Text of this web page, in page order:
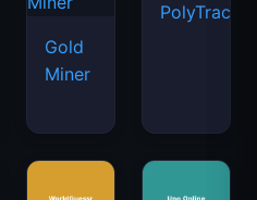
Gold
Miner
PolyTrack